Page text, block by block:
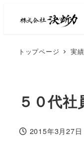
トップページ 実績
５０代
2015年3月27日